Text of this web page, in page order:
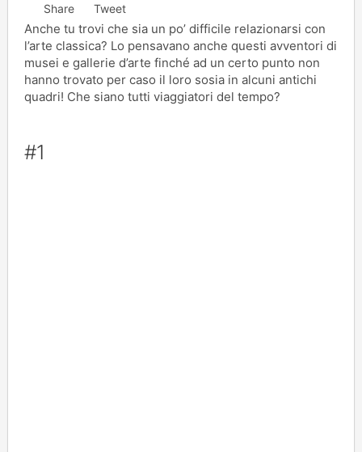
Share
Tweet
Anche tu trovi che sia un po’ difficile relazionarsi con
l’arte classica? Lo pensavano anche questi avventori di
musei e gallerie d’arte finché ad un certo punto non
hanno trovato per caso il loro sosia in alcuni antichi
quadri! Che siano tutti viaggiatori del tempo?
#1